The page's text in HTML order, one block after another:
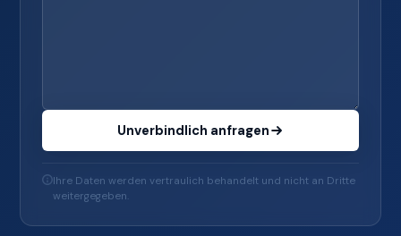
Unverbindlich anfragen
Ihre Daten werden vertraulich behandelt und nicht an Dritte
weitergegeben.